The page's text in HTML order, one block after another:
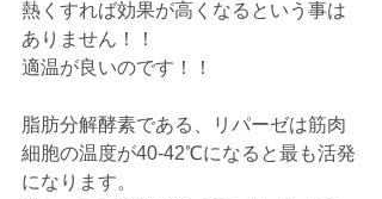
熱くすれば効果が高くなるという事は
ありません！！
適温が良いのです！！
脂肪分解酵素である、リパーゼは筋肉
細胞の温度が40-42℃になると最も活発
になります。